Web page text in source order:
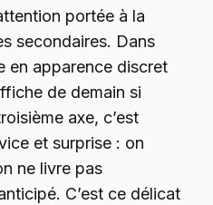
portée à la
secondaires. Dans
en apparence discret
de demain si
axe, c’est
et surprise : on
ne livre pas
C’est ce délicat